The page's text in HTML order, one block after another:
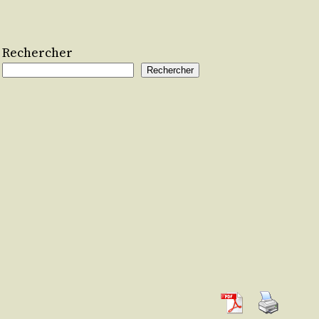
Rechercher
Rechercher